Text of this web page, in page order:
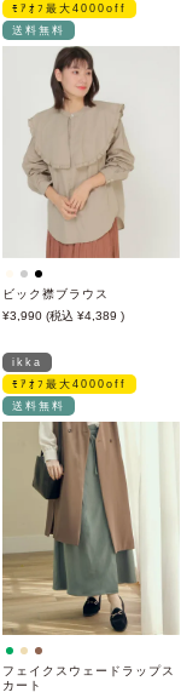
ﾓｱｵﾌ最大4000off
送料無料
ビック襟ブラウス
3,990
4,389
ikka
ﾓｱｵﾌ最大4000off
送料無料
フェイクスウェードラップス
カート